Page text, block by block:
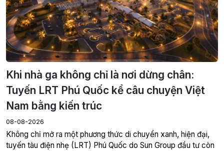
Khi nhà ga không chỉ là nơi dừng chân:
Tuyến LRT Phú Quốc kể câu chuyện Việt
Nam bằng kiến trúc
08-08-2026
Không chỉ mở ra một phương thức di chuyển xanh, hiện đại,
tuyến tàu điện nhẹ (LRT) Phú Quốc do Sun Group đầu tư còn